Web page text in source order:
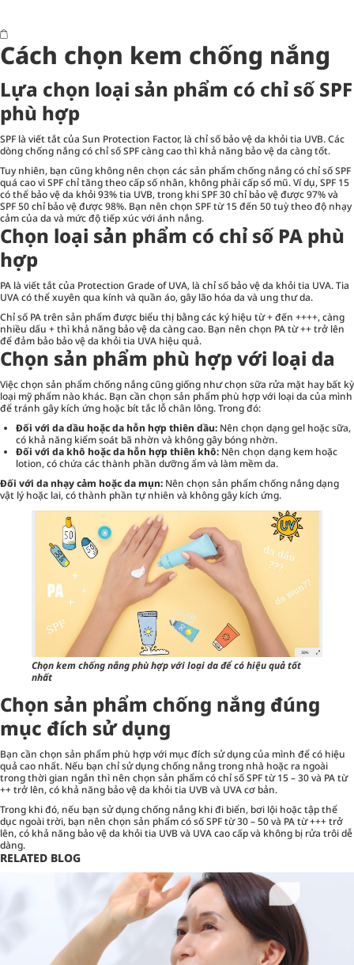
Cách chọn kem chống nắng
Lựa chọn loại sản phẩm có chỉ số SPF
phù hợp
SPF là viết tắt của Sun Protection Factor, là chỉ số bảo vệ da khỏi tia UVB. Các
dòng chống nắng có chỉ số SPF càng cao thì khả năng bảo vệ da càng tốt.
Tuy nhiên, bạn cũng không nên chọn các sản phẩm chống nắng có chỉ số SPF
quá cao vì SPF chỉ tăng theo cấp số nhân, không phải cấp số mũ. Ví dụ, SPF 15
có thể bảo vệ da khỏi 93% tia UVB, trong khi SPF 30 chỉ bảo vệ được 97% và
SPF 50 chỉ bảo vệ được 98%. Bạn nên chọn SPF từ 15 đến 50 tuỳ theo độ nhạy
cảm của da và mức độ tiếp xúc với ánh nắng.
Chọn loại sản phẩm có chỉ số PA phù
hợp
PA là viết tắt của Protection Grade of UVA, là chỉ số bảo vệ da khỏi tia UVA. Tia
UVA có thể xuyên qua kính và quần áo, gây lão hóa da và ung thư da.
Chỉ số PA trên sản phẩm được biểu thị bằng các ký hiệu từ + đến ++++, càng
nhiều dấu + thì khả năng bảo vệ da càng cao. Bạn nên chọn PA từ ++ trở lên
để đảm bảo bảo vệ da khỏi tia UVA hiệu quả.
Chọn sản phẩm phù hợp với loại da
Việc chọn sản phẩm chống nắng cũng giống như chọn sữa rửa mặt hay bất kỳ
loại mỹ phẩm nào khác. Bạn cần chọn sản phẩm phù hợp với loại da của mình
để tránh gây kích ứng hoặc bít tắc lỗ chân lông. Trong đó:
Đối với da dầu hoặc da hỗn hợp thiên dầu: Nên chọn dạng gel hoặc sữa,
có khả năng kiểm soát bã nhờn và không gây bóng nhờn.
Đối với da khô hoặc da hỗn hợp thiên khô: Nên chọn dạng kem hoặc
lotion, có chứa các thành phần dưỡng ẩm và làm mềm da.
Đối với da nhạy cảm hoặc da mụn: Nên chọn sản phẩm chống nắng dạng
vật lý hoặc lai, có thành phần tự nhiên và không gây kích ứng.
Chọn kem chống nắng phù hợp với loại da để có hiệu quả tốt
nhất
Chọn sản phẩm chống nắng đúng
mục đích sử dụng
Bạn cần chọn sản phẩm phù hợp với mục đích sử dụng của mình để có hiệu
quả cao nhất. Nếu bạn chỉ sử dụng chống nắng trong nhà hoặc ra ngoài
trong thời gian ngắn thì nên chọn sản phẩm có chỉ số SPF từ 15 – 30 và PA từ
++ trở lên, có khả năng bảo vệ da khỏi tia UVB và UVA cơ bản.
Trong khi đó, nếu bạn sử dụng chống nắng khi đi biển, bơi lội hoặc tập thể
dục ngoài trời, bạn nên chọn sản phẩm có số SPF từ 30 – 50 và PA từ +++ trở
lên, có khả năng bảo vệ da khỏi tia UVB và UVA cao cấp và không bị rửa trôi dễ
dàng.
RELATED BLOG